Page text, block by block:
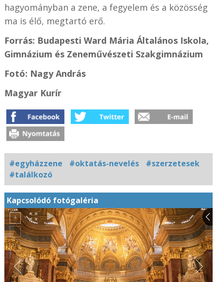
hagyományban a zene, a fegyelem és a közösség
ma is élő, megtartó erő.
Forrás: Budapesti Ward Mária Általános Iskola,
Gimnázium és Zeneművészeti Szakgimnázium
Fotó: Nagy András
Magyar Kurír
#egyházzene #oktatás-nevelés
#szerzetesek
#találkozó
Kapcsolódó fotógaléria